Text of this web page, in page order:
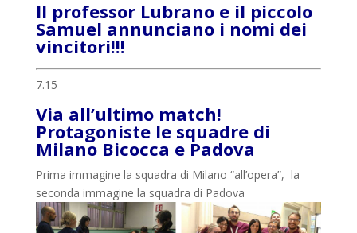
Il professor Lubrano e il piccolo
Samuel annunciano i nomi dei
vincitori!!!
7.15
Via all’ultimo match!
Protagoniste le squadre di
Milano Bicocca e Padova
Prima immagine la squadra di Milano “all’opera”, la
seconda immagine la squadra di Padova